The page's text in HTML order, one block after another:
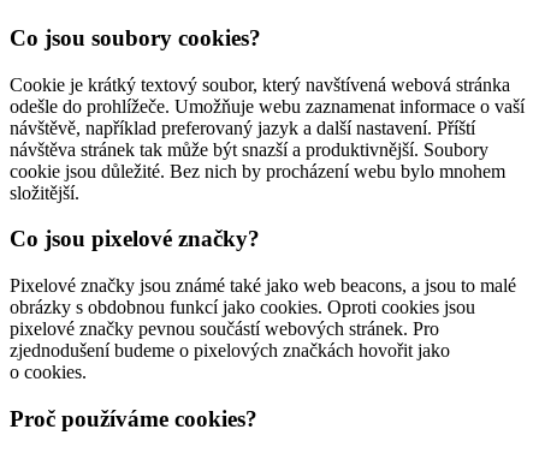
Co jsou soubory cookies?
Cookie je krátký textový soubor, který navštívená webová stránka
odešle do prohlížeče. Umožňuje webu zaznamenat informace o vaší
návštěvě, například preferovaný jazyk a další nastavení. Příští
návštěva stránek tak může být snazší a produktivnější. Soubory
cookie jsou důležité. Bez nich by procházení webu bylo mnohem
složitější.
Co jsou pixelové značky?
Pixelové značky jsou známé také jako web beacons, a jsou to malé
obrázky s obdobnou funkcí jako cookies. Oproti cookies jsou
pixelové značky pevnou součástí webových stránek. Pro
zjednodušení budeme o pixelových značkách hovořit jako
o cookies.
Proč používáme cookies?